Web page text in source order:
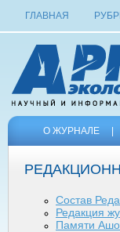
ГЛАВНАЯ
О ЖУРНАЛЕ
Состав
Редакция
Памяти